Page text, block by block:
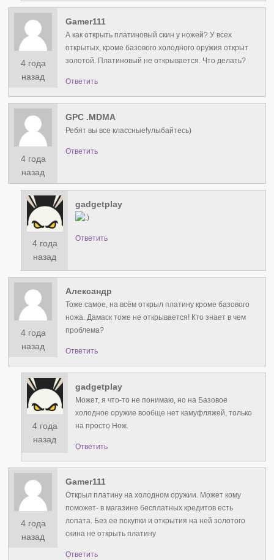
4 года
назад
Gamer111
А как открыть платиновый скин у ножей? У всех
открытых, кроме базового холодного оружия открыт
золотой. Платиновый не открывается. Что делать?
Ответить
4 года
назад
GPC .MDMA
Ребят вы все классные!улыбайтесь)
Ответить
4 года
назад
gadgetplay
Ответить
4 года
назад
Александр
Тоже самое, на всём открыл платину кроме базового
ножа. Дамаск тоже не открывается! Кто знает в чем
проблема?
Ответить
4 года
назад
gadgetplay
Может, я что-то не понимаю, но на Базовое
холодное оружие вообще нет камуфляжей, только
на просто Нож.
Ответить
4 года
назад
Gamer111
Открыл платину на холодном оружии. Может кому
поможет- в магазине бесплатных кредитов есть
лопата. Без ее покупки и открытия на ней золотого
скина не открыть платину
Ответить